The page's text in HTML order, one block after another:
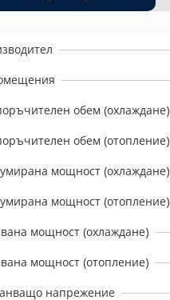
обем (охлаждане)
обем (отопление)
мощност (охлаждане)
мощност (отопление)
мощност (охлаждане)
мощност (отопление)
напрежение